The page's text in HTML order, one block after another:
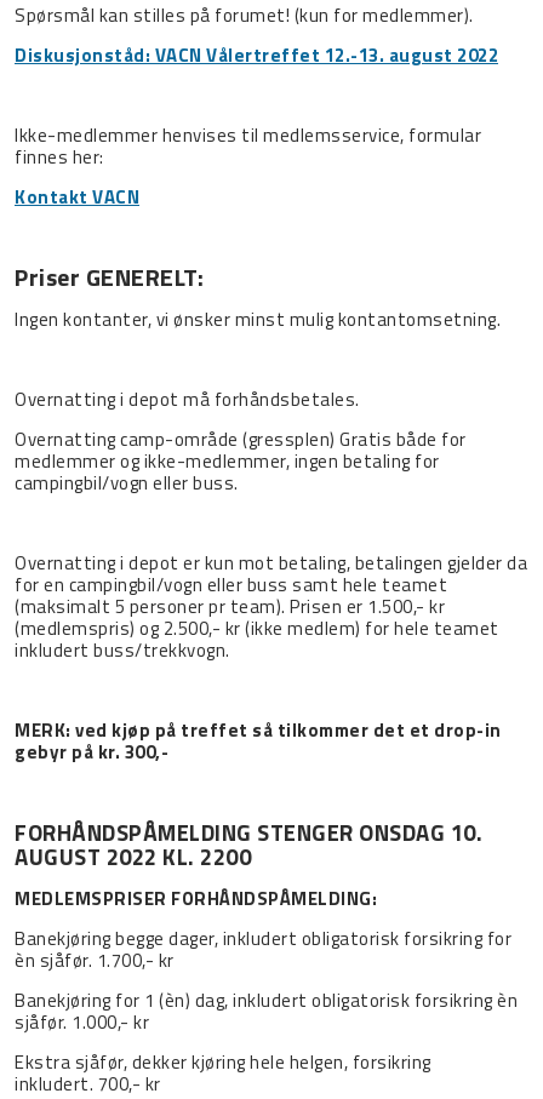
Spørsmål kan stilles på forumet! (kun for medlemmer).
Diskusjonståd: VACN Vålertreffet 12.-13. august 2022
Ikke-medlemmer henvises til medlemsservice, formular
finnes her:
Kontakt VACN
Priser GENERELT:
Ingen kontanter, vi ønsker minst mulig kontantomsetning.
Overnatting i depot må forhåndsbetales.
Overnatting camp-område (gressplen) Gratis både for
medlemmer og ikke-medlemmer, ingen betaling for
campingbil/vogn eller buss.
Overnatting i depot er kun mot betaling, betalingen gjelder da
for en campingbil/vogn eller buss samt hele teamet
(maksimalt 5 personer pr team). Prisen er 1.500,- kr
(medlemspris) og 2.500,- kr (ikke medlem) for hele teamet
inkludert buss/trekkvogn.
MERK: ved kjøp på treffet så tilkommer det et drop-in
gebyr på kr. 300,-
FORHÅNDSPÅMELDING STENGER ONSDAG 10.
AUGUST 2022 KL. 2200
MEDLEMSPRISER FORHÅNDSPÅMELDING:
Banekjøring begge dager, inkludert obligatorisk forsikring for
èn sjåfør. 1.700,- kr
Banekjøring for 1 (èn) dag, inkludert obligatorisk forsikring èn
sjåfør. 1.000,- kr
Ekstra sjåfør, dekker kjøring hele helgen, forsikring
inkludert. 700,- kr